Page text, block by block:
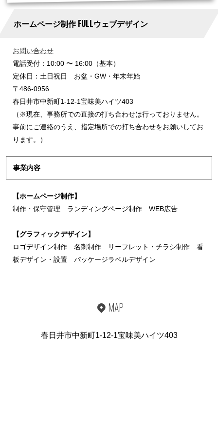
ホームページ制作 FULLウェブデザイン
お問い合わせ
電話受付：10:00 〜 16:00（基本）
定休日：土日祝日 お盆・GW・年末年始
〒486-0956
春日井市中新町1-12-1宝味美ハイツ403
（※現在、事務所での直接の打ち合わせは行っておりません。
事前にご連絡のうえ、指定場所での打ち合わせをお願いしてお
ります。）
事業内容
【ホームページ制作】
制作・保守管理 ランディングページ制作 WEB広告
【グラフィックデザイン】
ロゴデザイン制作 名刺制作 リーフレット・チラシ制作 看
板デザイン・設置 パッケージラベルデザイン
MAP
春日井市中新町1-12-1宝味美ハイツ403